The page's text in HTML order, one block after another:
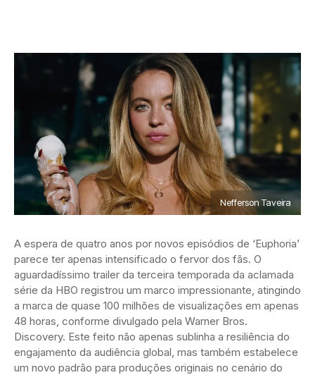
Nefferson Taveira
A espera de quatro anos por novos episódios de ‘Euphoria’
parece ter apenas intensificado o fervor dos fãs. O
aguardadíssimo trailer da terceira temporada da aclamada
série da HBO registrou um marco impressionante, atingindo
a marca de quase 100 milhões de visualizações em apenas
48 horas, conforme divulgado pela Warner Bros.
Discovery. Este feito não apenas sublinha a resiliência do
engajamento da audiência global, mas também estabelece
um novo padrão para produções originais no cenário do